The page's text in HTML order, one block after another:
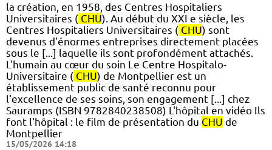
la création, en 1958, des Centres Hospitaliers
Universitaires ( CHU). Au début du XXI e siècle, les
Centres Hospitaliers Universitaires ( CHU) sont
devenus d'énormes entreprises directement placées
sous le [...] laquelle ils sont profondément attachés.
L'humain au cœur du soin Le Centre Hospitalo-
Universitaire ( CHU) de Montpellier est un
établissement public de santé reconnu pour
l’excellence de ses soins, son engagement [...] chez
Sauramps (ISBN 9782840238508) L'hôpital en vidéo Ils
font l'hôpital : le film de présentation du CHU de
Montpellier
15/05/2026 14:18